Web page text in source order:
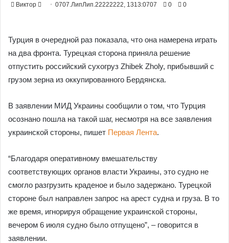
Виктор
Send0707.ЛипЛип.22222222, 1313:0707 0 0
Турция в очередной раз показала, что она намерена играть
на два фронта. Турецкая сторона приняла решение
отпустить российский сухогруз Zhibek Zholy, прибывший с
грузом зерна из оккупированного Бердянска.
В заявлении МИД Украины сообщили о том, что Турция
осознано пошла на такой шаг, несмотря на все заявления
украинской стороны, пишет Первая Лента.
“Благодаря оперативному вмешательству
соответствующих органов власти Украины, это судно не
смогло разгрузить краденое и было задержано. Турецкой
стороне был направлен запрос на арест судна и груза. В то
же время, игнорируя обращение украинской стороны,
вечером 6 июля судно было отпущено”, – говорится в
заявлении.